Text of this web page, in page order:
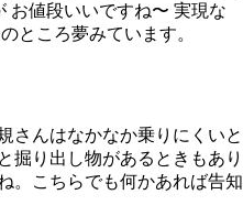
お値段いいですね〜 実現な
ところ夢みています。
さんはなかなか乗りにくいと
掘り出し物があるときもあり
。こちらでも何かあれば告知